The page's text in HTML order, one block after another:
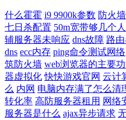
什么霍霍 i9 9900k参数 防火
七日杀配置 50m宽带够几个
辅服务器未响应 dns故障 路
dns ecc内存 ping命令测试网络
筑防火墙 web浏览器的主要
器虚拟化 快快游戏官网 云计
么 内网 电脑内存满了怎么清
转化率 高防服务器租用 网络
服务器是什么 ajax异步请求